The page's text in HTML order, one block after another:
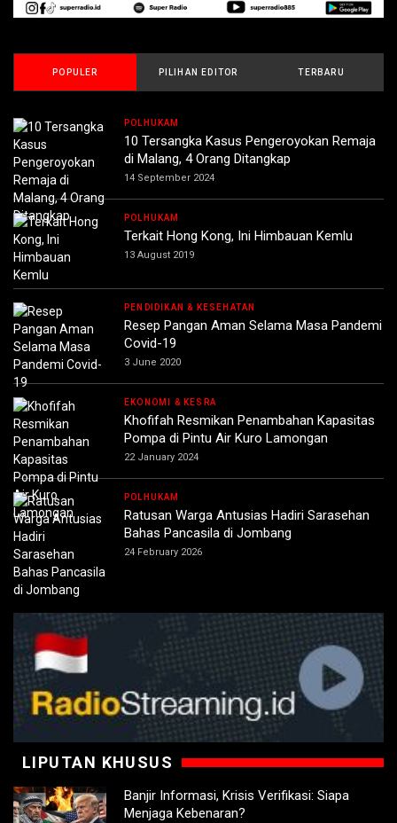
POPULER PILIHAN EDITOR TERBARU
POLHUKAM
10 Tersangka Kasus Pengeroyokan Remaja
di Malang, 4 Orang Ditangkap
14 September 2024
POLHUKAM
Terkait Hong Kong, Ini Himbauan Kemlu
13 August 2019
PENDIDIKAN & KESEHATAN
Resep Pangan Aman Selama Masa Pandemi
Covid-19
3 June 2020
EKONOMI & KESRA
Khofifah Resmikan Penambahan Kapasitas
Pompa di Pintu Air Kuro Lamongan
22 January 2024
POLHUKAM
Ratusan Warga Antusias Hadiri Sarasehan
Bahas Pancasila di Jombang
24 February 2026
LIPUTAN KHUSUS
Banjir Informasi, Krisis Verifikasi: Siapa
Menjaga Kebenaran?